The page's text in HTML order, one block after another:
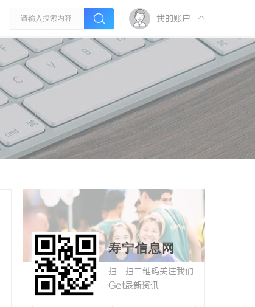
我的账户
寿宁信息网
扫一扫二维码关注我们
Get最新资讯